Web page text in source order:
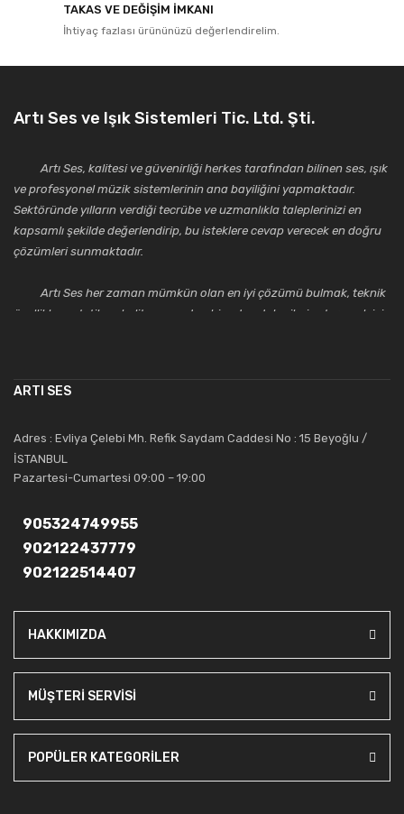
TAKAS VE DEĞİŞİM İMKANI
İhtiyaç fazlası ürününüzü değerlendirelim.
Artı Ses ve Işık Sistemleri Tic. Ltd. Şti.
Artı Ses, kalitesi ve güvenirliği herkes tarafından bilinen ses, ışık
ve profesyonel müzik sistemlerinin ana bayiliğini yapmaktadır.
Sektöründe yılların verdiği tecrübe ve uzmanlıkla taleplerinizi en
kapsamlı şekilde değerlendirip, bu isteklere cevap verecek en doğru
çözümleri sunmaktadır.
Artı Ses her zaman mümkün olan en iyi çözümü bulmak, teknik
özellikler, estetik ve kalite açısından bir adım daha ileriye taşımak için
saygıdeğer yerini kazanmıştır.
Artı Ses, güler yüzü ve deneyimi ile bu gün ve gelecekte
güvenebileceğiniz bir tercihtir.
ARTI SES
Adres : Evliya Çelebi Mh. Refik Saydam Caddesi No : 15 Beyoğlu /
İSTANBUL
Pazartesi-Cumartesi 09:00 – 19:00
905324749955
902122437779
902122514407
HAKKIMIZDA
MÜŞTERİ SERVİSİ
POPÜLER KATEGORİLER